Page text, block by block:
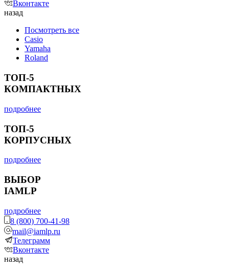
Вконтакте
назад
Посмотреть все
Casio
Yamaha
Roland
ТОП-5
КОМПАКТНЫХ
подробнее
ТОП-5
КОРПУСНЫХ
подробнее
ВЫБОР
IAMLP
подробнее
8 (800) 700-41-98
mail@iamlp.ru
Телеграмм
Вконтакте
назад